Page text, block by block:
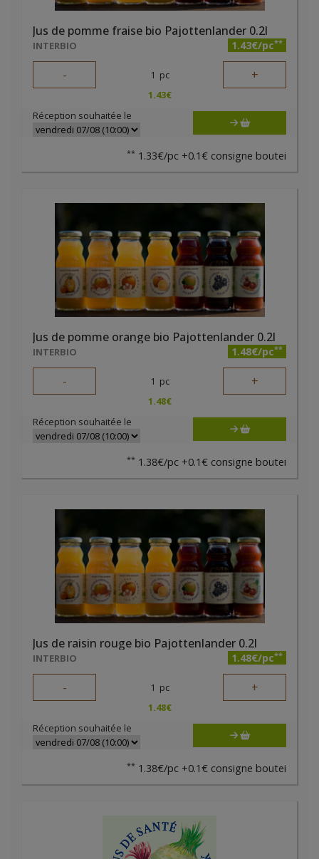
Jus de pomme fraise bio Pajottenlander 0.2l
INTERBIO 1.43€/pc**
- 1 pc +
1.43€
Réception souhaitée le
** 1.33€/pc +0.1€ consigne boutei
Jus de pomme orange bio Pajottenlander 0.2l
INTERBIO 1.48€/pc**
- 1 pc +
1.48€
Réception souhaitée le
** 1.38€/pc +0.1€ consigne boutei
Jus de raisin rouge bio Pajottenlander 0.2l
INTERBIO 1.48€/pc**
- 1 pc +
1.48€
Réception souhaitée le
** 1.38€/pc +0.1€ consigne boutei